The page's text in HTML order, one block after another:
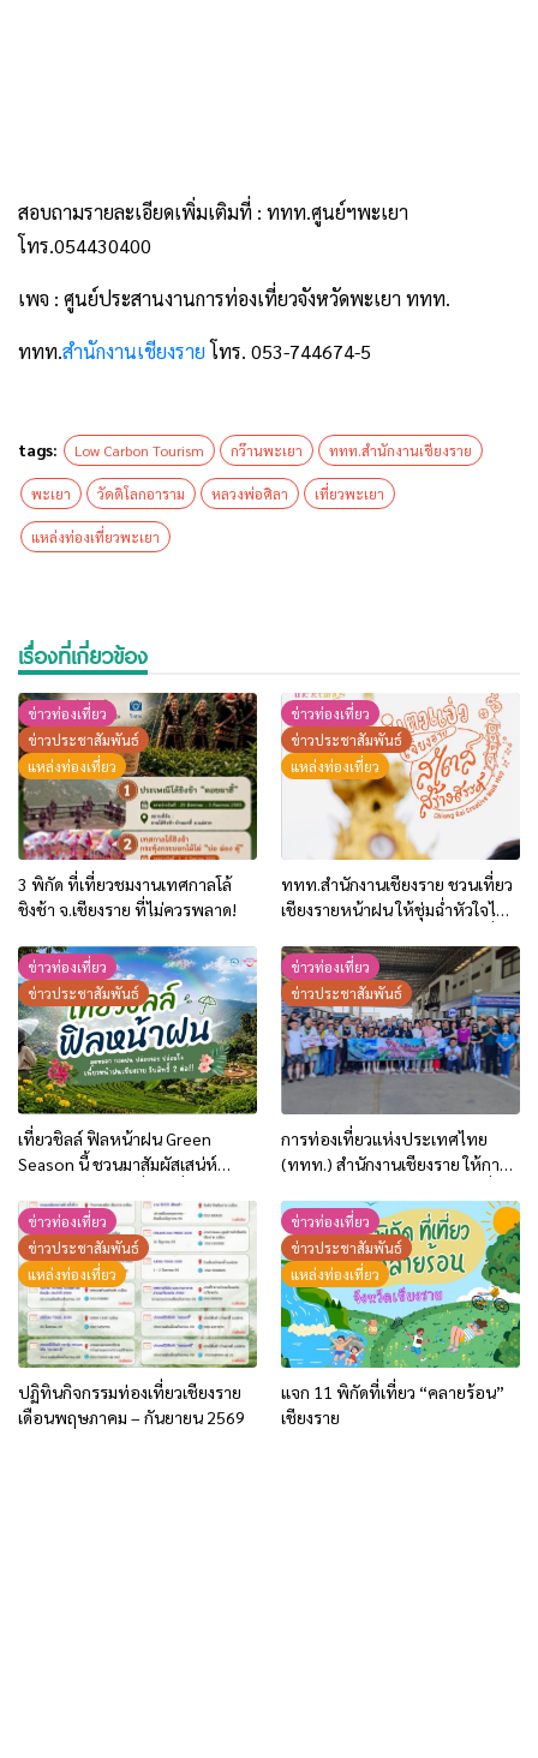
สอบถามรายละเอียดเพิ่มเติมที่ : ททท.ศูนย์ฯพะเยา
โทร.054430400
เพจ : ศูนย์ประสานงานการท่องเที่ยวจังหวัดพะเยา ททท.
ททท.สำนักงานเชียงราย โทร. 053-744674-5
tags: Low Carbon Tourism กว๊านพะเยา ททท.สำนักงานเชียงราย
พะเยา วัดติโลกอาราม หลวงพ่อศิลา เที่ยวพะเยา
แหล่งท่องเที่ยวพะเยา
เรื่องที่เกี่ยวข้อง
ข่าวท่องเที่ยว
ข่าวประชาสัมพันธ์
แหล่งท่องเที่ยว
3 พิกัด ที่เที่ยวชมงานเทศกาลโล้
ชิงช้า จ.เชียงราย ที่ไม่ควรพลาด!
ข่าวท่องเที่ยว
ข่าวประชาสัมพันธ์
แหล่งท่องเที่ยว
ททท.สำนักงานเชียงราย ชวนเที่ยว
เชียงรายหน้าฝน ให้ชุ่มฉ่ำหัวใจไป
ให้สนุก เก็บแสตมป์ครบ แล้วรับ
ของที่ระลึกสุดพิเศษ! ทันที
ข่าวท่องเที่ยว
ข่าวประชาสัมพันธ์
เที่ยวชิลล์ ฟิลหน้าฝน Green
Season นี้ ชวนมาสัมผัสเสน่ห์
รับสิทธิพิเศษ 2 ต่อ!!
ข่าวท่องเที่ยว
ข่าวประชาสัมพันธ์
การท่องเที่ยวแห่งประเทศไทย
(ททท.) สำนักงานเชียงราย ให้การ
จากจีน เดินทางท่องเที่ยวเชื่อมโยง
ทั่วไทย ผ่านด่านเชียงของ
จ.เชียงราย ระหว่างวันที่ 21 พ.ค.-5
มิ.ย.69
ข่าวท่องเที่ยว
ข่าวประชาสัมพันธ์
แหล่งท่องเที่ยว
ปฏิทินกิจกรรมท่องเที่ยวเชียงราย
เดือนพฤษภาคม – กันยายน 2569
ข่าวท่องเที่ยว
ข่าวประชาสัมพันธ์
แหล่งท่องเที่ยว
แจก 11 พิกัดที่เที่ยว “คลายร้อน”
เชียงราย